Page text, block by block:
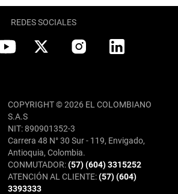
REDES SOCIALES
COPYRIGHT © 2026 EL COLOMBIANO
S.A.S
NIT: 890901352-3
Carrera 48 N° 30 Sur - 119, Envigado,
Antioquia, Colombia.
CONMUTADOR:(57) (604) 3315252
ATENCIÓN AL CLIENTE:(57) (604)
3393333